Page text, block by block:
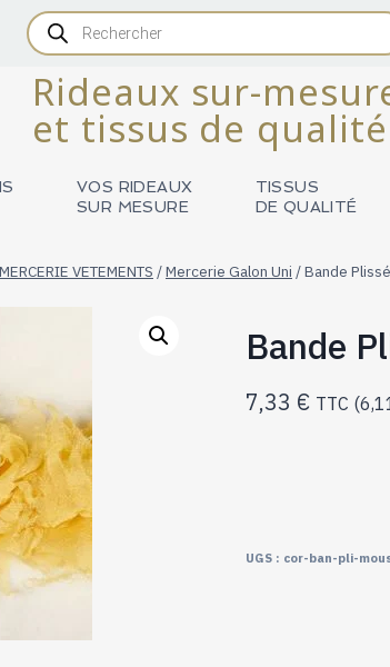
Recherche
de
produits
Rideaux sur-
et tissus de qualité
VOS RIDEAUX
SUR MESURE
TISSUS
DE QUALITÉ
MERCERIE VETEMENTS /Mercerie Galon Uni /Bande
Bande
7,33 € TTC (
UGS : cor-ban-pli-